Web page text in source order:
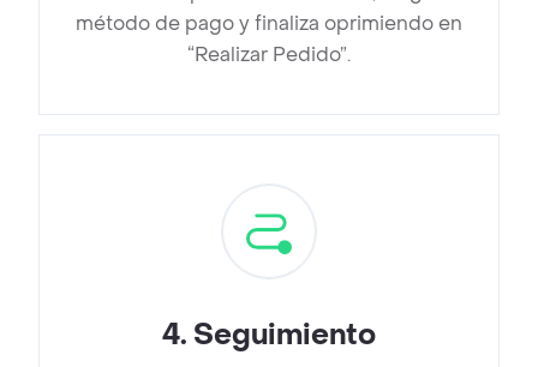
método de pago y finaliza oprimiendo en
“Realizar Pedido”.
4. Seguimiento